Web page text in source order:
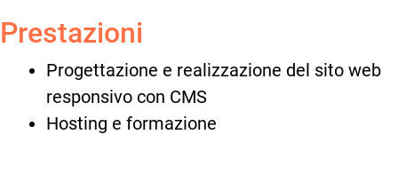
Prestazioni
Progettazione e realizzazione del sito web
responsivo con CMS
Hosting e formazione